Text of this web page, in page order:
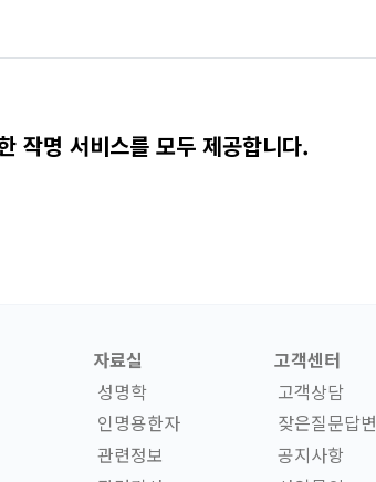
작명 서비스를 모두 제공합니다.
자료실
성명학
인명용한자
관련정보
고객센터
고객상담
잦은질문답변
공지사항